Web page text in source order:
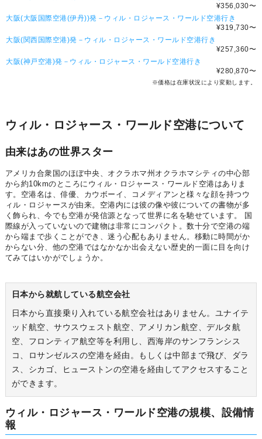
¥356,030〜
大阪(大阪国際空港(伊丹))発－ウィル・ロジャース・ワールド空港行き
¥319,730〜
大阪(関西国際空港)発－ウィル・ロジャース・ワールド空港行き
¥257,360〜
大阪(神戸空港)発－ウィル・ロジャース・ワールド空港行き
¥280,870〜
※価格は在庫状況により変動します。
ウィル・ロジャース・ワールド空港について
由来はあの世界スター
アメリカ合衆国のほぼ中央、オクラホマ州オクラホマシティの中心部
から約10kmのところにウィル・ロジャース・ワールド空港はありま
す。空港名は、俳優、カウボーイ、コメディアンと様々な顔を持つウ
ィル・ロジャースが由来。空港内には彼の像や彼についての書物が多
く飾られ、今でも空港が発信源となって世界に名を馳せています。 国
際線が入っていないので建物は非常にコンパクト。数十分で空港の端
から端まで歩くことができ、迷う心配もありません。移動に時間がか
からない分、他の空港ではなかなか出会えない歴史的一面に目を向け
てみてはいかがでしょうか。
日本から就航している航空会社
日本から直接乗り入れている航空会社はありません。ユナイテ
ッド航空、サウスウェスト航空、アメリカン航空、デルタ航
空、フロンティア航空等を利用し、西海岸のサンフランシス
コ、ロサンゼルスの空港を経由。もしくは中部まで飛び、ダラ
ス、シカゴ、ヒューストンの空港を経由してアクセスすること
ができます。
ウィル・ロジャース・ワールド空港の規模、設備情
報